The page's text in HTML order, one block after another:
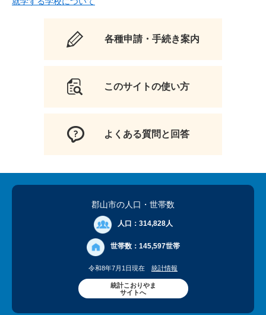
各種申請・手続き案内
このサイトの使い方
よくある質問と回答
郡山市の人口 ・世帯数
人口： 314,828人
世帯数： 145,597世帯
令和8年7月1日現在 統計情報
統計こおりやま
サイトへ